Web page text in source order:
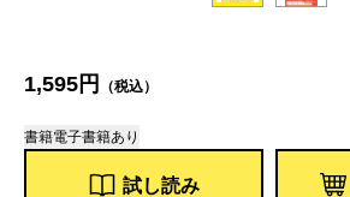
1,595円 （税込）
書籍電子書籍あり
試し読み